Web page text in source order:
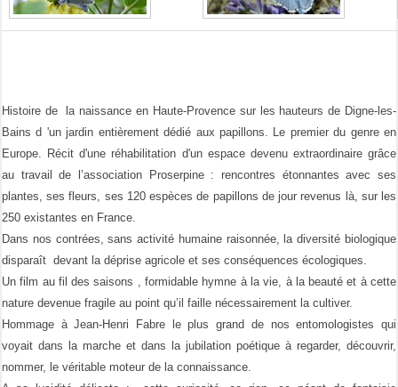
Histoire de la naissance en Haute-Provence sur les hauteurs de Digne-les-
Bains d 'un jardin entièrement dédié aux papillons. Le premier du genre en
Europe. Récit d'une réhabilitation d'un espace devenu extraordinaire grâce
au travail de l’association Proserpine : rencontres étonnantes avec ses
plantes, ses fleurs, ses 120 espèces de papillons de jour revenus là, sur les
250 existantes en France.
Dans nos contrées, sans activité humaine raisonnée, la diversité biologique
disparaît devant la déprise agricole et ses conséquences écologiques.
Un film au fil des saisons , formidable hymne à la vie, à la beauté et à cette
nature devenue fragile au point qu’il faille nécessairement la cultiver.
Hommage à Jean-Henri Fabre le plus grand de nos entomologistes qui
voyait dans la marche et dans la jubilation poétique à regarder, découvrir,
nommer, le véritable moteur de la connaissance.